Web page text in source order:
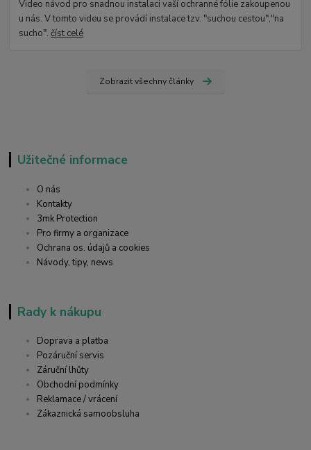
Video návod pro snadnou instalaci vaší ochranné fólie zakoupenou
u nás. V tomto videu se provádí instalace tzv. "suchou cestou","na
sucho".číst celé
Zobrazit všechny články
Užitečné informace
O nás
Kontakty
3mk Protection
Pro firmy a organizace
Ochrana os. údajů a cookies
Návody, tipy, news
Rady k nákupu
Doprava a platba
Pozáruční servis
Záruční lhůty
Obchodní podmínky
Reklamace / vrácení
Zákaznická samoobsluha